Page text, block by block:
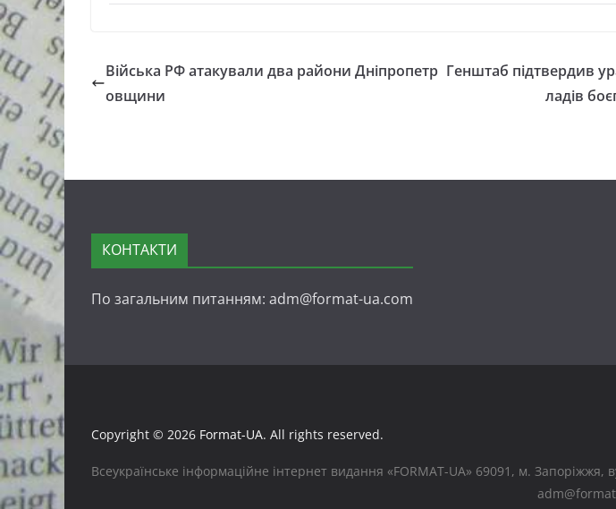
Війська РФ атакували два райони Дніпропетр
овщини
Генштаб підтвердив
ладів
КОНТАКТИ
По загальним питанням: adm@format-ua.com
Copyright © 2026 Format-UA. All rights reserved.
Всеукраїнське інформаційне інтернет видання «FORMAT-UA» 69091, м.